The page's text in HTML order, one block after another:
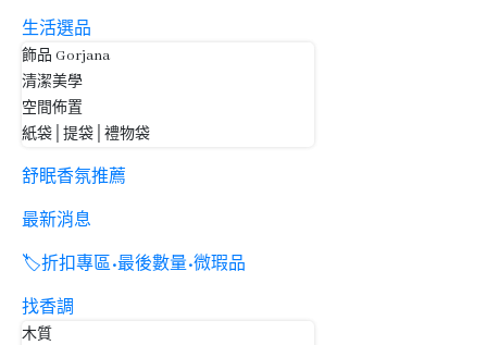
生活選品
飾品 Gorjana
清潔美學
空間佈置
紙袋│提袋│禮物袋
舒眠香氛推薦
最新消息
🏷️折扣專區•最後數量•微瑕品
找香調
木質